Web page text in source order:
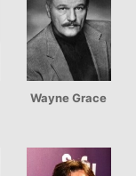
Wayne Grace